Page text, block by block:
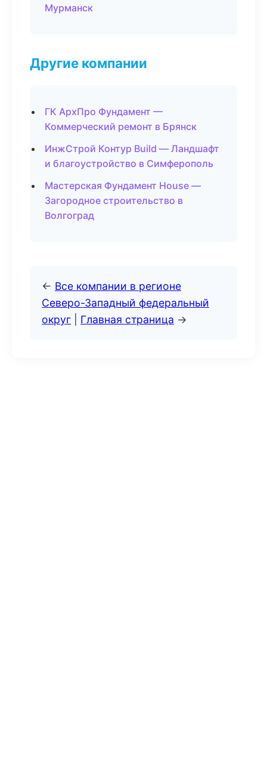
Мурманск
Другие компании
ГК АрхПро Фундамент —
Коммерческий ремонт в Брянск
ИнжСтрой Контур Build — Ландшафт
и благоустройство в Симферополь
Мастерская Фундамент House —
Загородное строительство в
Волгоград
← Все компании в регионе
Северо-Западный федеральный
округ
Главная страница →